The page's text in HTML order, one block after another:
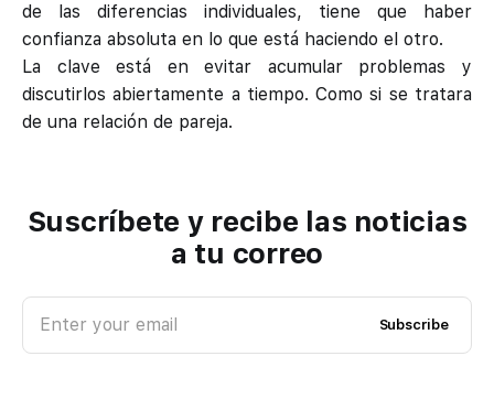
de las diferencias individuales, tiene que haber
confianza absoluta en lo que está haciendo el otro.
La clave está en evitar acumular problemas y
discutirlos abiertamente a tiempo. Como si se tratara
de una relación de pareja.
Suscríbete y recibe las noticias
a tu correo
Enter your email Subscribe